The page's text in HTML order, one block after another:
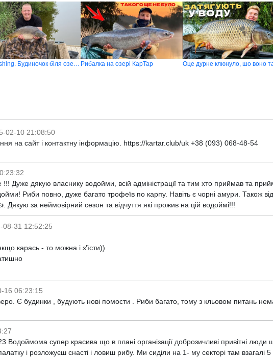
Рибалка на озері КарТар Оце дурне клюнуло, шо воно
02-10 21:08:50
на сайт і контактну інформацію. https://kartar.club/uk +38 (093) 068-48-54
Дуже дякую власнику водойми, всій адміністрації та тим хто приймав та
Риби повно, дуже багато трофеїв по карпу. Навіть є чорні амури. Також
Дякую за неймовірний сезон та відчуття які прожив на цій водоймі!!!
08-31 12:52:25
карась - то можна і з'їсти))
16 06:23:15
Є будинки , будують нові помости . Риби багато, тому з кльовом питань
Водоймома супер красива що в плані організації доброзичливі привітні
і розложуєш снасті і ловиш рибу. Ми сиділи на 1- му секторі там взагалі 5